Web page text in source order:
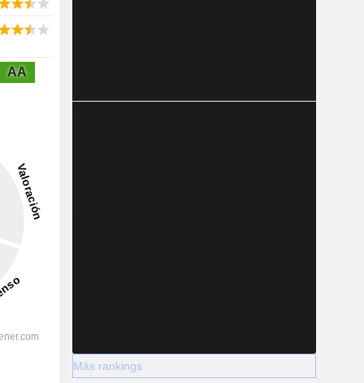
AA
Más rankings